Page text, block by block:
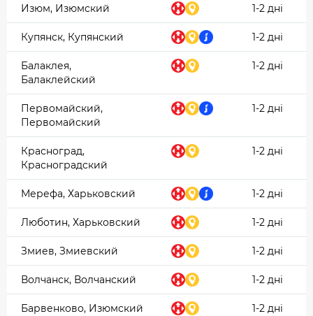
Изюм, Изюмский 1-2 дні
Купянск, Купянский 1-2 дні
Балаклея,
Балаклейский
1-2 дні
Первомайский,
Первомайский
1-2 дні
Красноград,
Красноградский
1-2 дні
Мерефа, Харьковский 1-2 дні
Люботин, Харьковский 1-2 дні
Змиев, Змиевский 1-2 дні
Волчанск, Волчанский 1-2 дні
Барвенково, Изюмский 1-2 дні